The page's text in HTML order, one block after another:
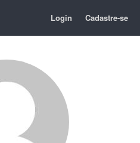
Login Cadastre-se